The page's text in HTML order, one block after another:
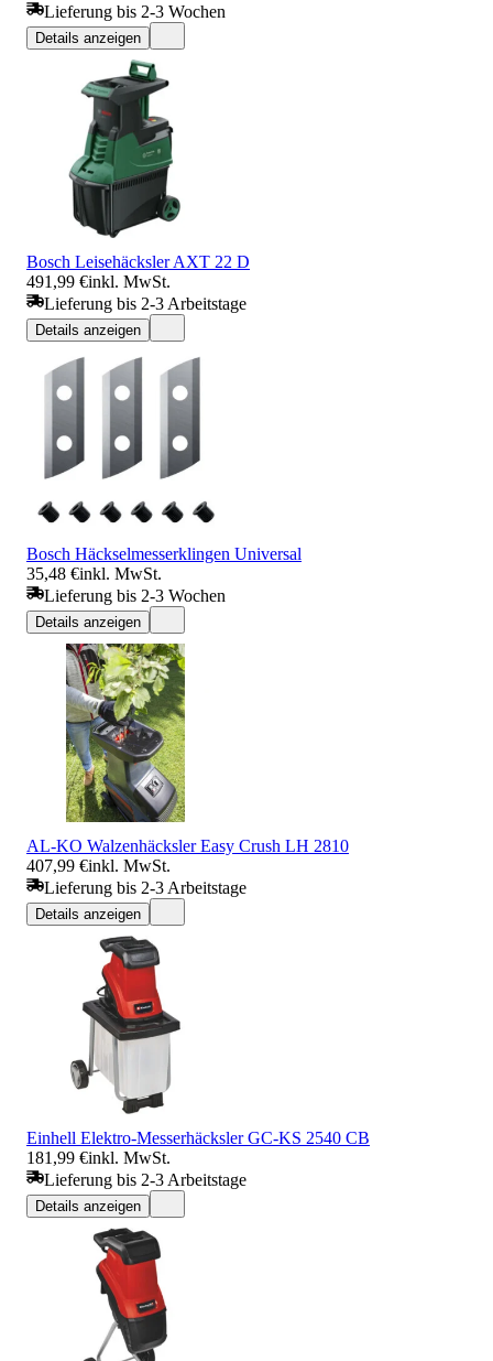
Lieferung bis 2-3 Wochen
Details anzeigen
Bosch Leisehäcksler AXT 22 D
491,99 €inkl. MwSt.
Lieferung bis 2-3 Arbeitstage
Details anzeigen
Bosch Häckselmesserklingen Universal
35,48 €inkl. MwSt.
Lieferung bis 2-3 Wochen
Details anzeigen
AL-KO Walzenhäcksler Easy Crush LH 2810
407,99 €inkl. MwSt.
Lieferung bis 2-3 Arbeitstage
Details anzeigen
Einhell Elektro-Messerhäcksler GC-KS 2540 CB
181,99 €inkl. MwSt.
Lieferung bis 2-3 Arbeitstage
Details anzeigen